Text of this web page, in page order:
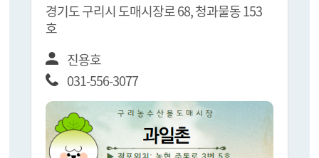
경기도 구리시 도매시장로 68, 청과물동 153
호
진용호
031-556-3077